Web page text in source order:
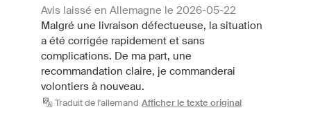
Avis laissé en Allemagne le 2026-05-22
Malgré une livraison défectueuse, la situation
a été corrigée rapidement et sans
complications. De ma part, une
recommandation claire, je commanderai
volontiers à nouveau.
Traduit de l'allemand Afficher le texte original